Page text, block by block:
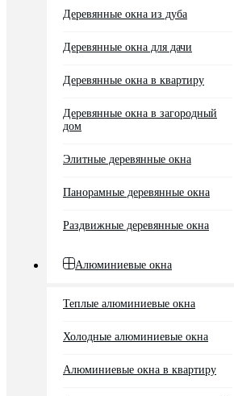
Деревянные окна из дуба
Деревянные окна для дачи
Деревянные окна в квартиру
Деревянные окна в загородный
дом
Элитные деревянные окна
Панорамные деревянные окна
Раздвижные деревянные окна
Алюминиевые окна
Теплые алюминиевые окна
Холодные алюминиевые окна
Алюминиевые окна в квартиру